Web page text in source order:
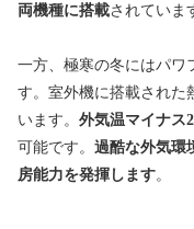
両機種に搭載されていま
一方、極寒の冬にはパワ
す。室外機に搭載された
います。 外気温マイナス
可能です。 過酷な外気環
房能力を発揮します。